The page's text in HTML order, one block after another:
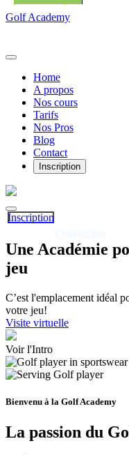
Golf Academy
Home
A propos
Nos cours
Tarifs
Nos Pros
Blog
Contact
Inscription
Inscription
Une Académie
jeu
C’est l'emplacement idéal
votre jeu!
Visite virtuelle
Voir l'Intro
Bienvenu à la Golf Academy
La passion du